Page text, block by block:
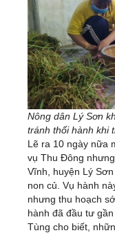
Nông dân Lý Sơn
tránh thối hành khi
Lẽ ra 10 ngày nữa
vụ Thu Đông
Vĩnh, huyện Lý
non củ. Vụ hành
nhưng thu hoạch
hành đã đầu tư
Tùng cho biết,